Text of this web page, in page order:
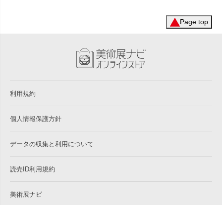
Page top
利用規約
個人情報保護方針
データの収集と利用について
読売ID利用規約
美術展ナビ